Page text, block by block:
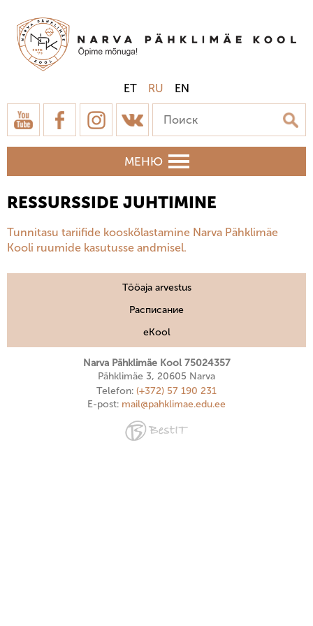
ET RU EN
МЕНЮ
RESSURSSIDE JUHTIMINE
Tunnitasu tariifide kooskõlastamine Narva Pähklimäe
Kooli ruumide kasutusse andmisel.
Tööaja arvestus
Расписание
eKool
Narva Pähklimäe Kool 75024357
Pähklimäe 3, 20605 Narva
Telefon: (+372) 57 190 231
E-post: mail@pahklimae.edu.ee